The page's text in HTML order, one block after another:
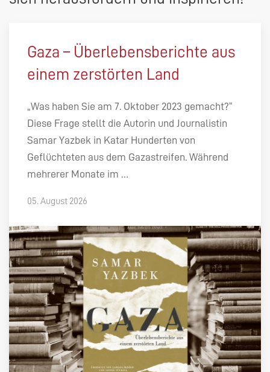
Gaza – Überlebensberichte aus
einem zerstörten Land
„Was haben Sie am 7. Oktober 2023 gemacht?“
Diese Frage stellt die Autorin und Journalistin
Samar Yazbek in Katar Hunderten von
Geflüchteten aus dem Gazastreifen. Während
mehrerer Monate im …
05. August 2026